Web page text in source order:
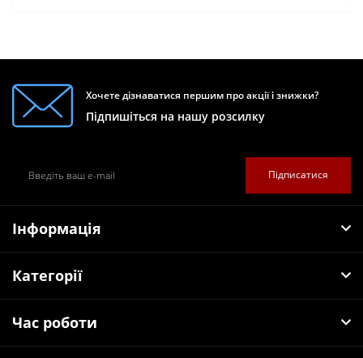
Хочете дізнаватися першим про акції і знижки?
Підпишіться на нашу розсилку
Підписатися
Інформація
Категорії
Час роботи